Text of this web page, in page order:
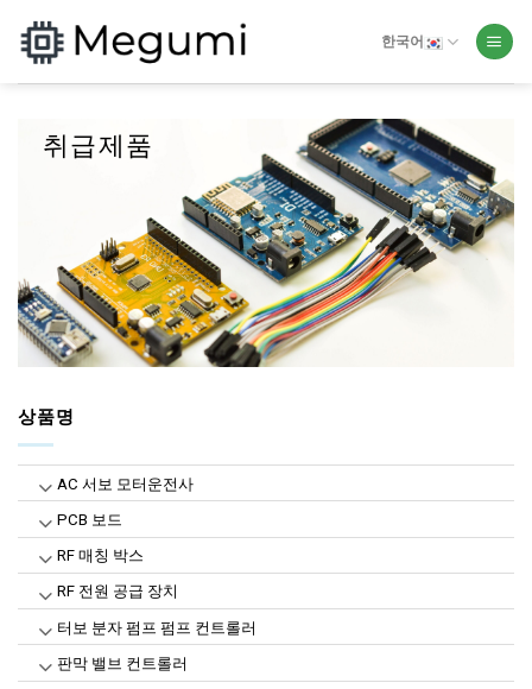
content
한국어
취급제품
상품명
AC 서보 모터운전사
PCB 보드
RF 매칭 박스
RF 전원 공급 장치
터보 분자 펌프 펌프 컨트롤러
판막 밸브 컨트롤러